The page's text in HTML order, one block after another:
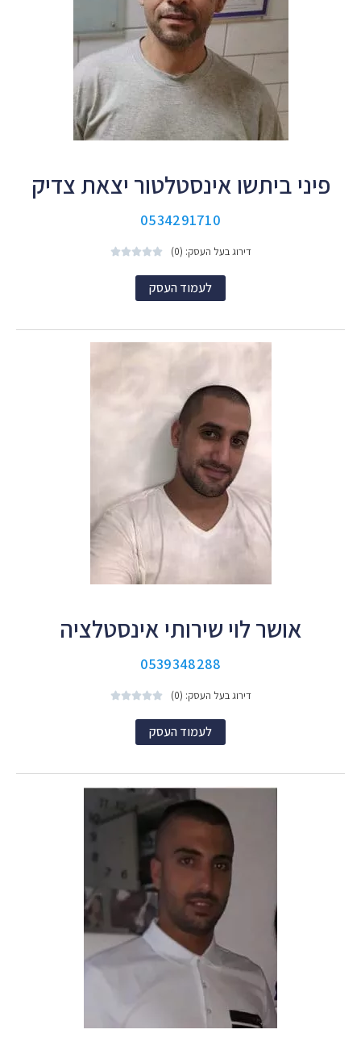
פיני ביתשו אינסטלטור יצאת צדיק
0534291710
דירוג בעל העסק: (0) 




לעמוד העסק
אושר לוי שירותי אינסטלציה
0539348288
דירוג בעל העסק: (0) 




לעמוד העסק